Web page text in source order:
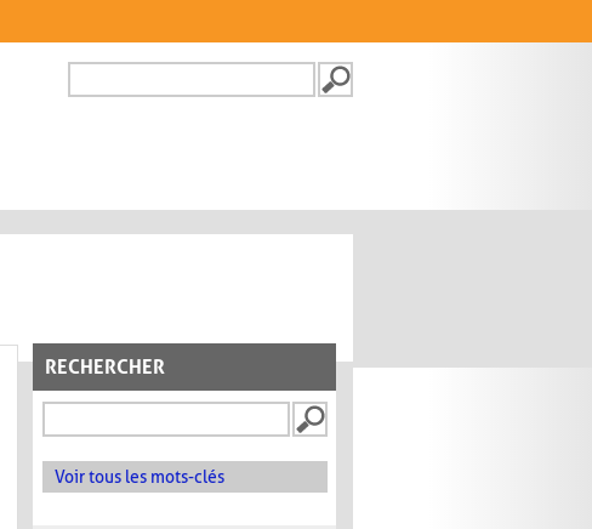
FORMULAIRE DE
RECHERCHER
Voir tous les mots-clés